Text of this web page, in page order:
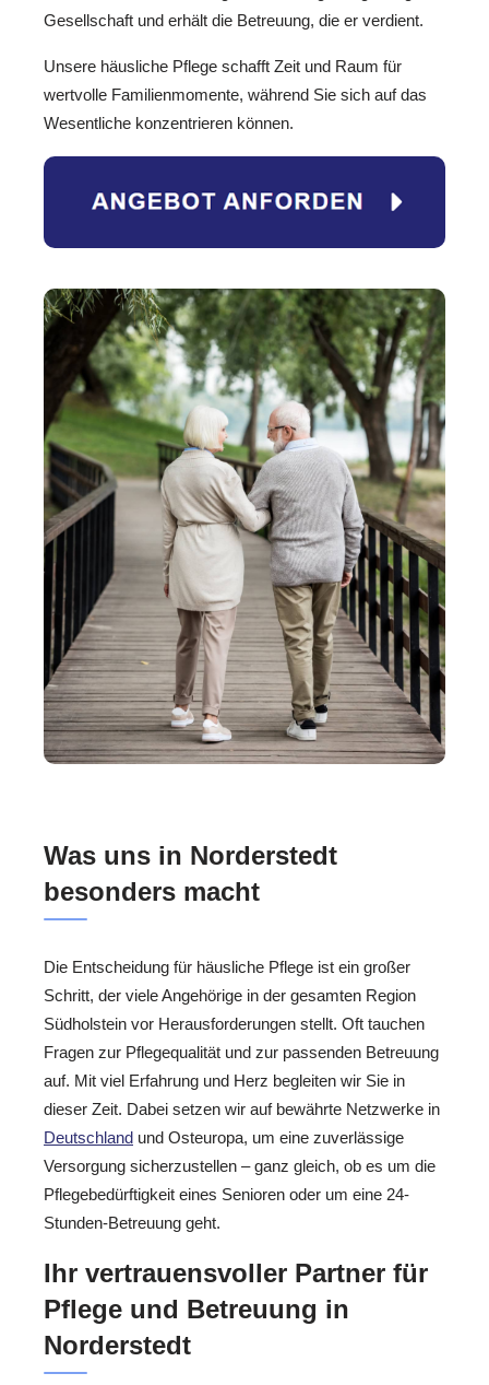
Gesellschaft und erhält die Betreuung, die er verdient.
Unsere häusliche Pflege schafft Zeit und Raum für
wertvolle Familienmomente, während Sie sich auf das
Wesentliche konzentrieren können.
Was uns in Norderstedt
besonders macht
Die Entscheidung für häusliche Pflege ist ein großer
Schritt, der viele Angehörige in der gesamten Region
Südholstein vor Herausforderungen stellt. Oft tauchen
Fragen zur Pflegequalität und zur passenden Betreuung
auf. Mit viel Erfahrung und Herz begleiten wir Sie in
dieser Zeit. Dabei setzen wir auf bewährte Netzwerke in
Deutschland und Osteuropa, um eine zuverlässige
Versorgung sicherzustellen – ganz gleich, ob es um die
Pflegebedürftigkeit eines Senioren oder um eine 24-
Stunden-Betreuung geht.
Ihr vertrauensvoller Partner für
Pflege und Betreuung in
Norderstedt